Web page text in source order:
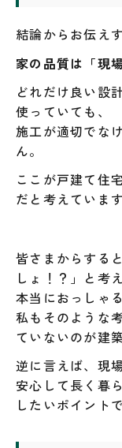
結論からお伝えす
家の品質は「現
どれだけ良い設
使っていても、
施工が適切でな
ん。
ここが戸建て住
だと考えています
皆さまからする
しょ！？」と考
本当におっしゃ
私もそのような
ていないのが建
逆に言えば、現
安心して長く暮
したいポイント